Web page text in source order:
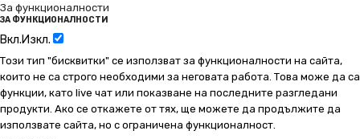
За функционалности
ЗА ФУНКЦИОНАЛНОСТИ
Вкл.Изкл.
Този тип "бисквитки" се използват за функционалности на сайта,
които не са строго необходими за неговата работа. Това може да са
функции, като live чат или показване на последните разгледани
продукти. Ако се откажете от тях, ще можете да продължите да
използвате сайта, но с ограничена функционалност.